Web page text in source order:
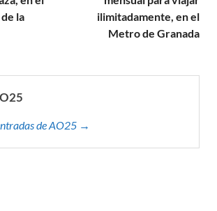
la
ilimitadamente, en el
Metro de Granada
de AO25 →